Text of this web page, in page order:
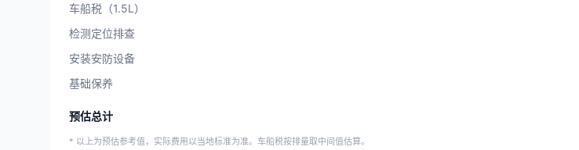
车船税（1.5L）
检测定位排查
安装安防设备
基础保养
预估总计
* 以上为预估参考值，实际费用以当地标准为准。车船税按排量取中间值估算。